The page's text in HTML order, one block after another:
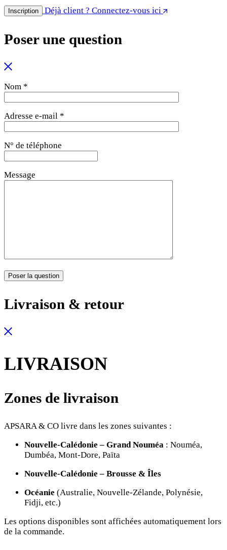
Inscription Déjà client ? Connectez-vous ici
Poser une question
Nom *
Adresse e-mail *
N° de téléphone
Message
Livraison & retour
LIVRAISON
Zones de livraison
APSARA & CO livre dans les zones suivantes :
Nouvelle-Calédonie – Grand Nouméa : Nouméa,
Dumbéa, Mont-Dore, Païta
Nouvelle-Calédonie – Brousse & Îles
Océanie (Australie, Nouvelle-Zélande, Polynésie,
Fidji, etc.)
Les options disponibles sont affichées automatiquement lors
de la commande.